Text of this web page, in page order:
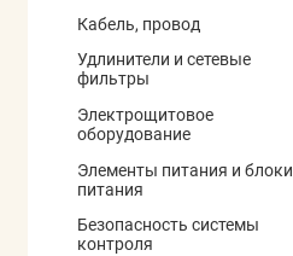
Кабель, провод
Удлинители и сетевые
фильтры
Электрощитовое
оборудование
Элементы питания и блоки
питания
Безопасность системы
контроля